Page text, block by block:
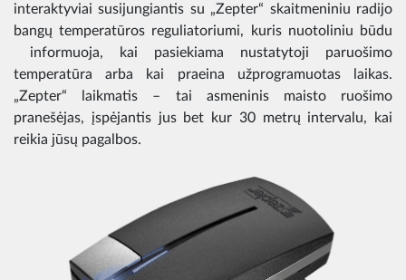
interaktyviai susijungiantis su „Zepter“ skaitmeniniu radijo
bangų temperatūros reguliatoriumi, kuris nuotoliniu būdu
informuoja, kai pasiekiama nustatytoji paruošimo
temperatūra arba kai praeina užprogramuotas laikas.
„Zepter“ laikmatis – tai asmeninis maisto ruošimo
pranešėjas, įspėjantis jus bet kur 30 metrų intervalu, kai
reikia jūsų pagalbos.